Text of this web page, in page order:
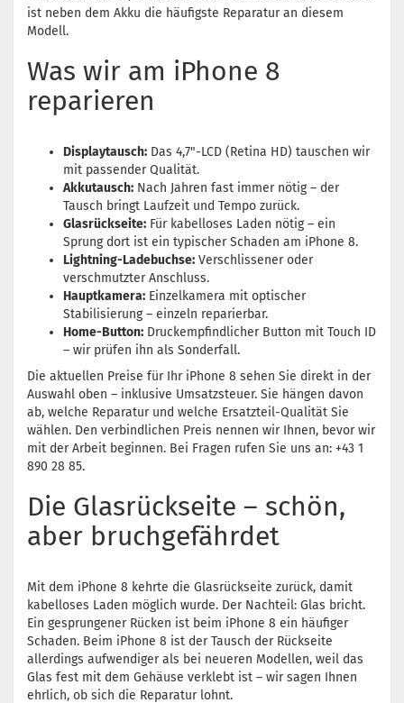
ist neben dem Akku die häufigste Reparatur an diesem
Modell.
Was wir am iPhone 8
reparieren
Displaytausch: Das 4,7"-LCD (Retina HD) tauschen wir
mit passender Qualität.
Akkutausch: Nach Jahren fast immer nötig – der
Tausch bringt Laufzeit und Tempo zurück.
Glasrückseite: Für kabelloses Laden nötig – ein
Sprung dort ist ein typischer Schaden am iPhone 8.
Lightning-Ladebuchse: Verschlissener oder
verschmutzter Anschluss.
Hauptkamera: Einzelkamera mit optischer
Stabilisierung – einzeln reparierbar.
Home-Button: Druckempfindlicher Button mit Touch ID
– wir prüfen ihn als Sonderfall.
Die aktuellen Preise für Ihr iPhone 8 sehen Sie direkt in der
Auswahl oben – inklusive Umsatzsteuer. Sie hängen davon
ab, welche Reparatur und welche Ersatzteil-Qualität Sie
wählen. Den verbindlichen Preis nennen wir Ihnen, bevor wir
mit der Arbeit beginnen. Bei Fragen rufen Sie uns an: +43 1
890 28 85.
Die Glasrückseite – schön,
aber bruchgefährdet
Mit dem iPhone 8 kehrte die Glasrückseite zurück, damit
kabelloses Laden möglich wurde. Der Nachteil: Glas bricht.
Ein gesprungener Rücken ist beim iPhone 8 ein häufiger
Schaden. Beim iPhone 8 ist der Tausch der Rückseite
allerdings aufwendiger als bei neueren Modellen, weil das
Glas fest mit dem Gehäuse verklebt ist – wir sagen Ihnen
ehrlich, ob sich die Reparatur lohnt.